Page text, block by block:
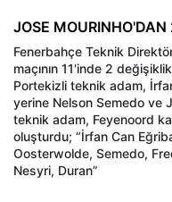
JOSE MOURINHO'DAN
Fenerbahçe Teknik
maçının 11'inde 2
Portekizli teknik adam,
yerine Nelson Semedo ve
teknik adam, Feyenoord
oluşturdu; “İrfan Can
Oosterwolde, Semedo,
Nesyri, Duran”